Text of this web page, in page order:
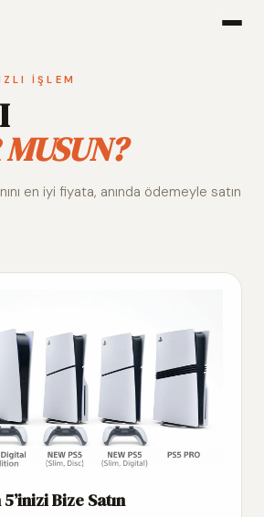
Alım
İŞLEM
en iyi fiyata, anında ödemeyle satın
Bize Satın